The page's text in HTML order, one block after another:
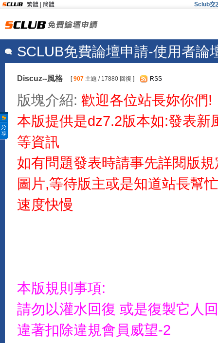
繁體 簡體 Sclub交
SCLUB免費論壇申請-使用者論
Discuz--風格 [907主題 / 17880 回復 ] RSS
版塊介紹: 歡迎各位站長妳你們!
本版提供是dz7.2版本如:發表
等資訊
如有問題發表時請事先詳閱版
圖片,等待版主或是知道站長幫
速度快慢
本版規則事項:
請勿以灌水回復 或是復製它人
違著扣除違規會員威望-2